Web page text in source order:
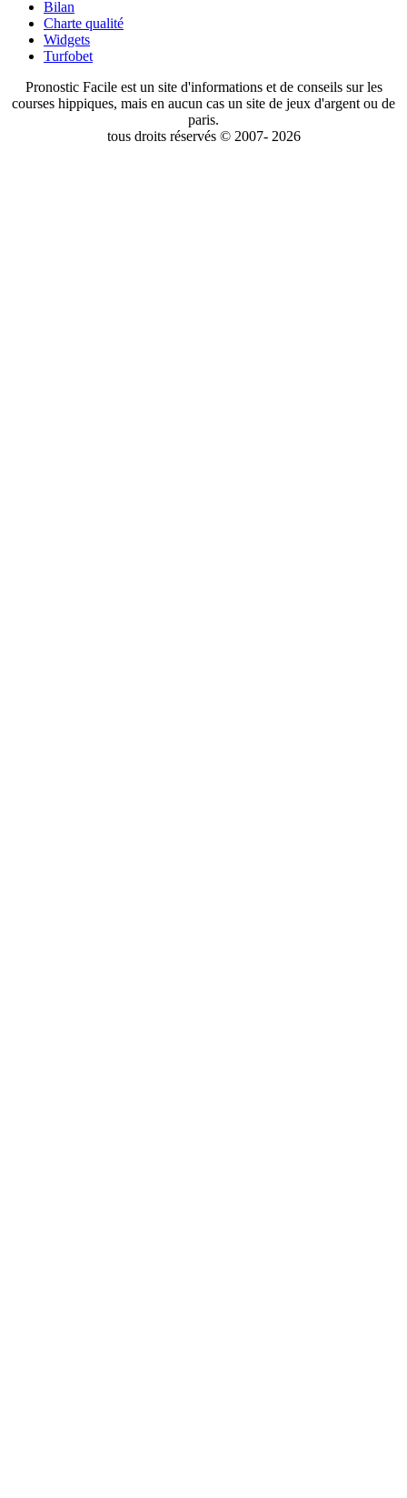
Bilan
Charte qualité
Widgets
Turfobet
Pronostic Facile est un site d'informations et de conseils sur les
courses hippiques, mais en aucun cas un site de jeux d'argent ou de
paris.
tous droits réservés © 2007- 2026